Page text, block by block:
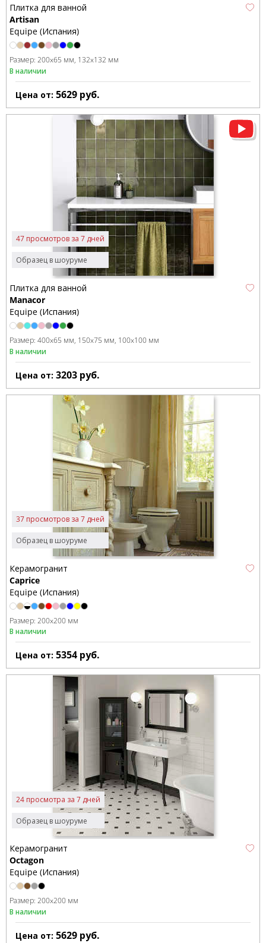
Плитка для ванной
Artisan
Equipe (Испания)
Размер: 200x65 мм 132x132 мм
В наличии
Цена от: 5629 руб.
Образец в шоуруме
47 просмотров за 7 дней
Плитка для ванной
Manacor
Equipe (Испания)
Размер: 400x65 мм 150x75 мм 100x100 мм
В наличии
Цена от: 3203 руб.
Образец в шоуруме
37 просмотров за 7 дней
Керамогранит
Caprice
Equipe (Испания)
Размер: 200x200 мм
В наличии
Цена от: 5354 руб.
Образец в шоуруме
24 просмотра за 7 дней
Керамогранит
Octagon
Equipe (Испания)
Размер: 200x200 мм
В наличии
Цена от: 5629 руб.